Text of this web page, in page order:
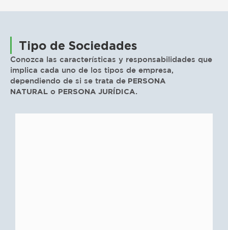
Tipo de Sociedades
Conozca las características y responsabilidades que
implica cada uno de los tipos de empresa,
dependiendo de si se trata de PERSONA
NATURAL o PERSONA JURÍDICA.